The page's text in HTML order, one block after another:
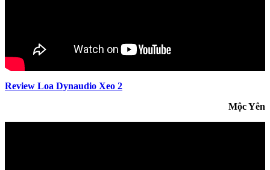
Review Loa Dynaudio Xeo 2
Mộc Yên